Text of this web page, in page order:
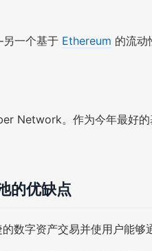
一个基于 Ethereum 的流动
Network。作为今年最好
的优缺点
数字资产交易并使用户能够